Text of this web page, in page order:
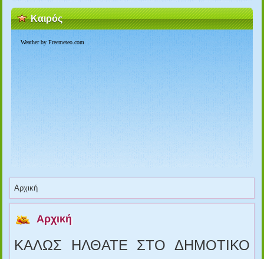
Καιρός
Αρχική
Αρχική
ΚΑΛΩΣ ΗΛΘΑΤΕ ΣΤΟ ΔΗΜΟΤΙΚΟ